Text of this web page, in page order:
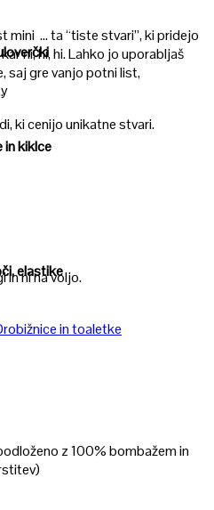
in kiklce
elastike
mini … ta “tiste stvari”, ki pridejo
ni, hi, hi. Lahko jo uporabljaš
saj gre vanjo potni list,
ki cenijo unikatne stvari.
in ni na voljo.
in toaletke
z 100% bombažem in